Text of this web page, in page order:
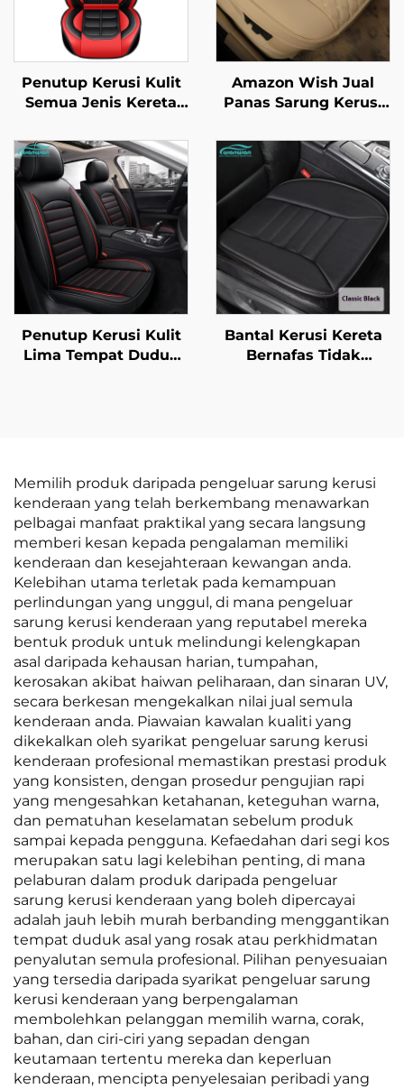
Penutup Kerusi Kulit
Semua Jenis Kereta
Dilengkungkan Penuh
Kekal Tahan Lasak
Tahan Kotor Tahan
Lemas
Amazon Wish Jual
Panas Sarung Kerusi
Semua Musim dengan
Sarung Kerusi Kereta
Keseluruhan Bahagian
Belakang
Penutup Kerusi Kulit
Lima Tempat Duduk
Sempadan
Bantal Kerusi Kereta
Bernafas Tidak
Memilih produk daripada pengeluar sarung kerusi
kenderaan yang telah berkembang menawarkan
pelbagai manfaat praktikal yang secara langsung
memberi kesan kepada pengalaman memiliki
kenderaan dan kesejahteraan kewangan anda.
Kelebihan utama terletak pada kemampuan
perlindungan yang unggul, di mana pengeluar
sarung kerusi kenderaan yang reputabel mereka
bentuk produk untuk melindungi kelengkapan
asal daripada kehausan harian, tumpahan,
kerosakan akibat haiwan peliharaan, dan sinaran UV,
secara berkesan mengekalkan nilai jual semula
kenderaan anda. Piawaian kawalan kualiti yang
dikekalkan oleh syarikat pengeluar sarung kerusi
kenderaan profesional memastikan prestasi produk
yang konsisten, dengan prosedur pengujian rapi
yang mengesahkan ketahanan, keteguhan warna,
dan pematuhan keselamatan sebelum produk
sampai kepada pengguna. Kefaedahan dari segi kos
merupakan satu lagi kelebihan penting, di mana
pelaburan dalam produk daripada pengeluar
sarung kerusi kenderaan yang boleh dipercayai
adalah jauh lebih murah berbanding menggantikan
tempat duduk asal yang rosak atau perkhidmatan
penyalutan semula profesional. Pilihan penyesuaian
yang tersedia daripada syarikat pengeluar sarung
kerusi kenderaan yang berpengalaman
membolehkan pelanggan memilih warna, corak,
bahan, dan ciri-ciri yang sepadan dengan
keutamaan tertentu mereka dan keperluan
kenderaan, mencipta penyelesaian peribadi yang